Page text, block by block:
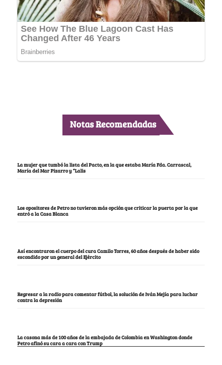
Notas Recomendadas
La mujer que tumbó la lista del Pacto, en la que estaba María Fda. Carrascal,
María del Mar Pizarro y “Lalis
Los opositores de Petro no tuvieron más opción que criticar la puerta por la que
entró a la Casa Blanca
Así encontraron el cuerpo del cura Camilo Torres, 60 años después de haber sido
escondido por un general del Ejército
Regresar a la radio para comentar fútbol, la solución de Iván Mejía para luchar
contra la depresión
La casona más de 100 años de la embajada de Colombia en Washington donde
Petro afinó su cara a cara con Trump